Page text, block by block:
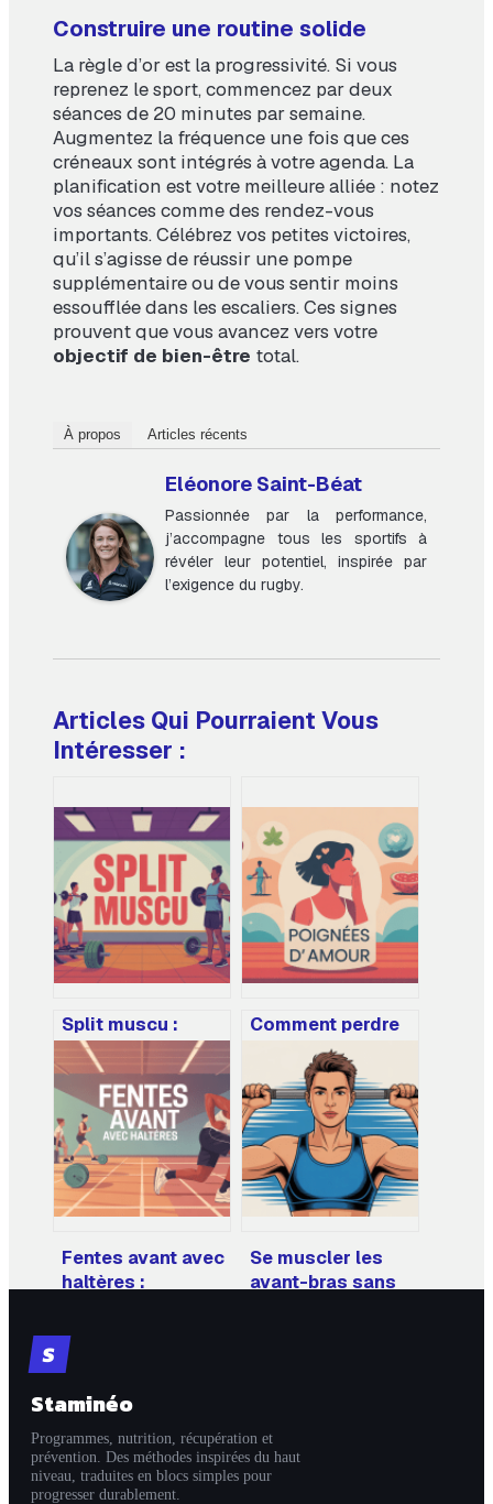
Construire une routine solide
La règle d’or est la progressivité. Si vous
reprenez le sport, commencez par deux
séances de 20 minutes par semaine.
Augmentez la fréquence une fois que ces
créneaux sont intégrés à votre agenda. La
planification est votre meilleure alliée : notez
vos séances comme des rendez-vous
importants. Célébrez vos petites victoires,
qu’il s’agisse de réussir une pompe
supplémentaire ou de vous sentir moins
essoufflée dans les escaliers. Ces signes
prouvent que vous avancez vers votre
objectif de bien-être total.
À propos Articles récents
Eléonore Saint-Béat
Passionnée par la performance,
j’accompagne tous les sportifs à
révéler leur potentiel, inspirée par
l’exigence du rugby.
Articles Qui Pourraient Vous
Intéresser :
Split muscu :
comment choisir
le meilleur
programme pour
progresser vite
Comment perdre
des poignées
d’amour
efficacement et
sans se frustrer
Fentes avant avec
haltères :
muscles
sollicités et
erreurs à éviter
Se muscler les
avant-bras sans
S
Staminéo
Programmes, nutrition, récupération et
prévention. Des méthodes inspirées du haut
niveau, traduites en blocs simples pour
progresser durablement.